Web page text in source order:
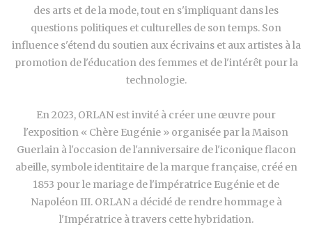
des arts et de la mode, tout en s'impliquant dans les
questions politiques et culturelles de son temps. Son
influence s'étend du soutien aux écrivains et aux artistes à la
promotion de l'éducation des femmes et de l'intérêt pour la
technologie.
En 2023, ORLAN est invité à créer une œuvre pour
l'exposition « Chère Eugénie » organisée par la Maison
Guerlain à l'occasion de l'anniversaire de l'iconique flacon
abeille, symbole identitaire de la marque française, créé en
1853 pour le mariage de l'impératrice Eugénie et de
Napoléon III. ORLAN a décidé de rendre hommage à
l'Impératrice à travers cette hybridation.